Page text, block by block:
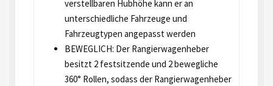
verstellbaren Hubhöhe kann er an
unterschiedliche Fahrzeuge und
Fahrzeugtypen angepasst werden
BEWEGLICH: Der Rangierwagenheber
besitzt 2 festsitzende und 2 bewegliche
360° Rollen, sodass der Rangierwagenheber